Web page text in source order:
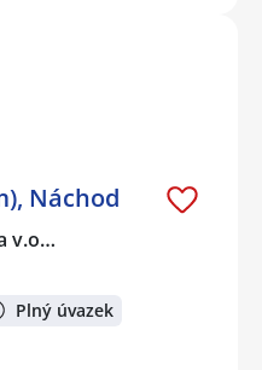
Náchod
v.o…
Plný úvazek